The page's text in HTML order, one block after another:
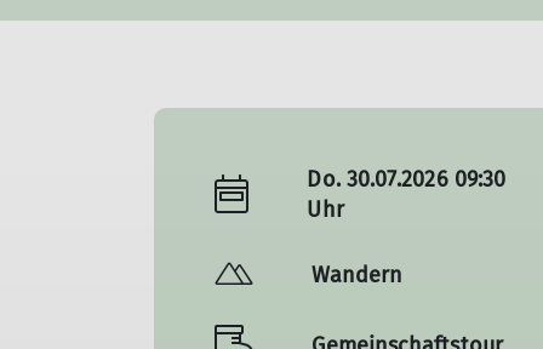
Unser Vereinsbus Newsletter
Familiengruppe Sonntagswanderer
Biken
T-Shirts & Mehr
Service
Do. 30.07.2026 09:30
Uhr
Wandern